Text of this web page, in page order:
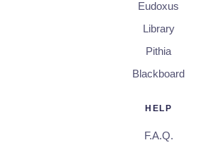
Eudoxus
Library
Pithia
Blackboard
HELP
F.A.Q.